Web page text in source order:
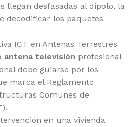
llegan desfasadas al dipolo, la
decodificar los paquetes
ICT en Antenas Terrestres
antena televisión profesional
debe guiarse por los
marca el Reglamento
Comunes de
en una vivienda